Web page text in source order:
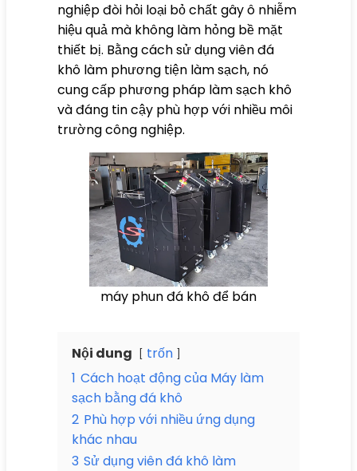
nghiệp đòi hỏi loại bỏ chất gây ô nhiễm
hiệu quả mà không làm hỏng bề mặt
thiết bị. Bằng cách sử dụng viên đá
khô làm phương tiện làm sạch, nó
cung cấp phương pháp làm sạch khô
và đáng tin cậy phù hợp với nhiều môi
trường công nghiệp.
máy phun đá khô để bán
Nội dung
trốn
1 Cách hoạt động của Máy làm
sạch bằng đá khô
2 Phù hợp với nhiều ứng dụng
khác nhau
3 Sử dụng viên đá khô làm